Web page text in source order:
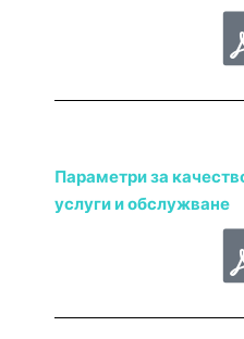
Параметри за
услуги и обслужване